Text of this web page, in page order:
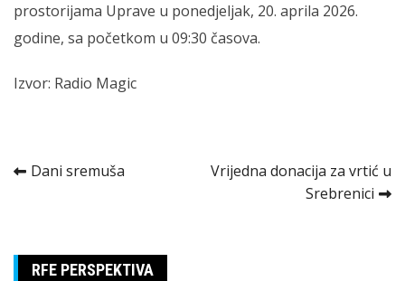
prostorijama Uprave u ponedjeljak, 20. aprila 2026.
godine, sa početkom u 09:30 časova.
Izvor: Radio Magic
Kretanje
Dani sremuša
Vrijedna donacija za vrtić u
Srebrenici
RFE PERSPEKTIVA